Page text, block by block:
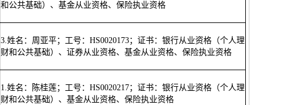
和公共基础）、基金从业资格、保险执业资格
3.姓名：周亚平；工号：HS0020173；证书：银行从业资格（个人理
财和公共基础）、证券从业资格、基金从业资格、保险执业资格
1.姓名：陈桂莲；工号：HS0020217；证书：银行从业资格（个人理
财和公共基础）、基金从业资格、保险执业资格